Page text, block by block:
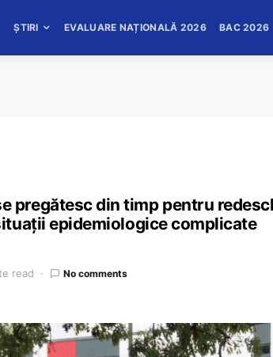
ȘTIRI EVALUARE NAȚIONALĂ 2026 BAC 2026
pregătesc din timp pentru
epidemiologice complicate
read No comments